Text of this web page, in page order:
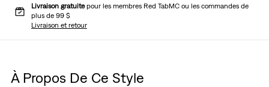
Livraison gratuitepour les membres Red TabMC ou les commandes de
plus de 99 $
Livraison et retour
À Propos De Ce Style